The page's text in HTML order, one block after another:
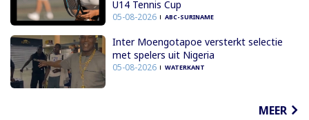
U14 Tennis Cup
05-08-2026 ABC-SURINAME
Inter Moengotapoe versterkt selectie
met spelers uit Nigeria
05-08-2026 WATERKANT
MEER